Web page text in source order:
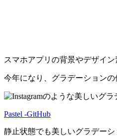
スマホアプリの背景やデザイ
今年になり、グラデーション
Pastel -GitHub
静止状態でも美しいグラデー